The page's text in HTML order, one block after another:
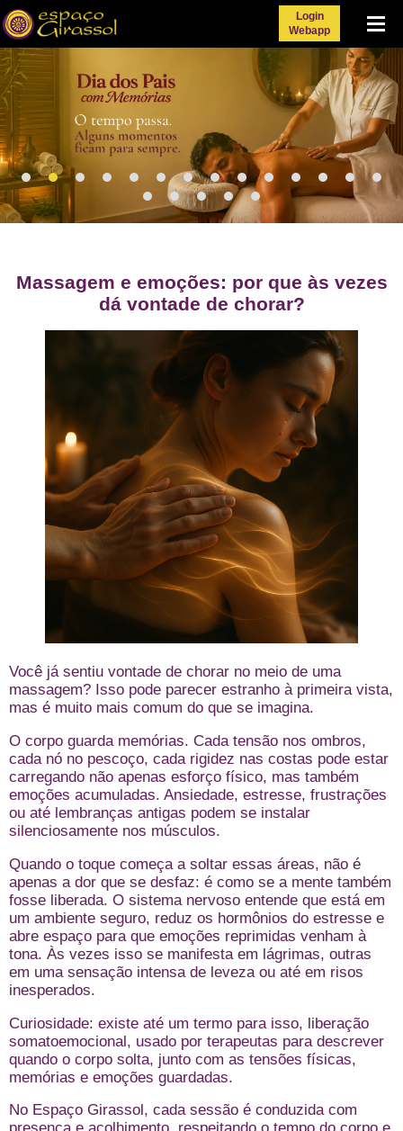
Login
Webapp
Menu
Massagem e emoções: por que às vezes
dá vontade de chorar?
Você já sentiu vontade de chorar no meio de uma
massagem? Isso pode parecer estranho à primeira vista,
mas é muito mais comum do que se imagina.
O corpo guarda memórias. Cada tensão nos ombros,
cada nó no pescoço, cada rigidez nas costas pode estar
carregando não apenas esforço físico, mas também
emoções acumuladas. Ansiedade, estresse, frustrações
ou até lembranças antigas podem se instalar
silenciosamente nos músculos.
Quando o toque começa a soltar essas áreas, não é
apenas a dor que se desfaz: é como se a mente também
fosse liberada. O sistema nervoso entende que está em
um ambiente seguro, reduz os hormônios do estresse e
abre espaço para que emoções reprimidas venham à
tona. Às vezes isso se manifesta em lágrimas, outras
em uma sensação intensa de leveza ou até em risos
inesperados.
Curiosidade: existe até um termo para isso, liberação
somatoemocional, usado por terapeutas para descrever
quando o corpo solta, junto com as tensões físicas,
memórias e emoções guardadas.
No Espaço Girassol, cada sessão é conduzida com